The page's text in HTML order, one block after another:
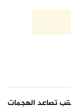
عقب تصاعد الهجمات